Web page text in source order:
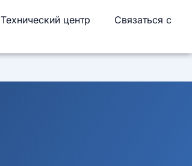
Технический центр Связаться с